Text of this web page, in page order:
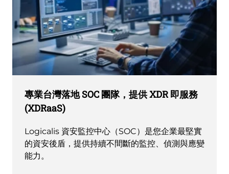
專業台灣落地 SOC 團隊，提供 XDR 即服務
(XDRaaS)
Logicalis 資安監控中心（SOC）是您企業最堅實
的資安後盾，提供持續不間斷的監控、偵測與應變
能力。